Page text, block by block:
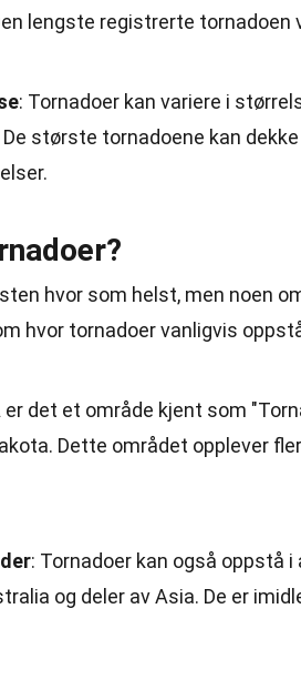
lengste registrerte tornadoen
: Tornadoer kan variere i
største tornadoene kan
hvor som helst, men noen
hvor tornadoer vanligvis
er det et område kjent som
Dette området opplever
: Tornadoer kan også oppstå i
og deler av Asia. De er